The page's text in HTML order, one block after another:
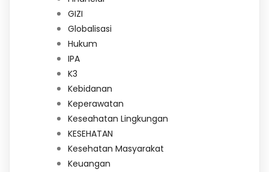
GIZI
Globalisasi
Hukum
IPA
K3
Kebidanan
Keperawatan
Keseahatan Lingkungan
KESEHATAN
Kesehatan Masyarakat
Keuangan